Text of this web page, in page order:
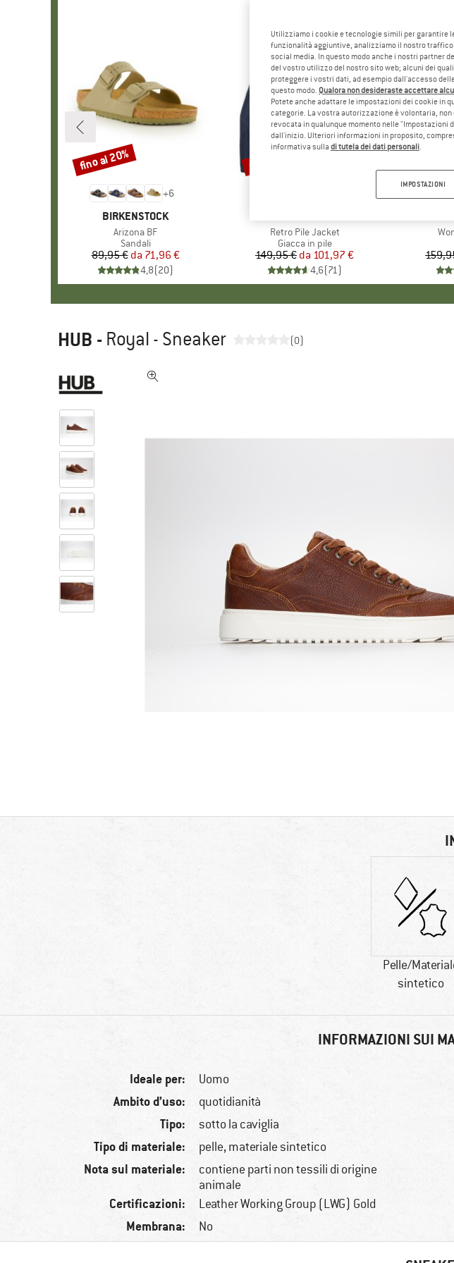
+6
MARCHIO
BIRKENSTOCK
Articolo
Arizona BF
Gruppo di prodotti
Sandali
Prezzo
89,95 € Prezzo ridotto
da 71,96 €
4,8(20)
Sconto
fino al 20%
Articolo
Retro Pile Jacket
Gruppo di prodotti
Giacca in pile
Prezzo
149,95 € Prezzo ridotto
da 101,97 €
4,6(71)
Sconto
fino al 32% fino al
HUB - Royal - Sneaker (0)
Pelle/
sintetico
INFORMAZIONI SUI
Ideale per: Uomo
Ambito d’uso: quotidianità
Tipo: sotto la caviglia
Tipo di materiale: pelle, materiale sintetico
Nota sul materiale:
contiene parti non tessili di origine
animale
Certificazioni: Leather Working Group (LWG) Gold
Membrana: No
Utilizziamo i cookie e tecnologie simili per garantire
funzionalità aggiuntive, analizziamo il nostro
social media. In questo modo anche i nostri partner
del vostro utilizzo del nostro sito web; alcuni dei
proteggere i vostri dati, ad esempio dall'accesso
questo modo. Qualora non desideraste accettare
Potete anche adattare le impostazioni dei cookie in
categorie. La vostra autorizzazione è volontaria,
revocata in qualunque momento nelle
dall'inizio. Ulteriori informazioni in proposito,
informativa sulla di tutela dei dati personali.
IMPOSTAZIONI